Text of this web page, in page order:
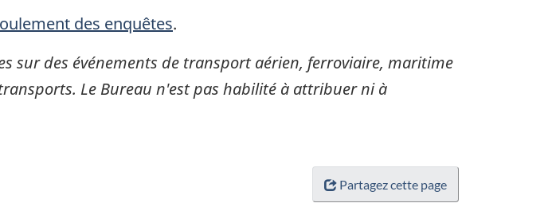
des enquêtes.
sur des événements de transport aérien, ferroviaire, maritime
Le Bureau n'est pas habilité à attribuer ni à
Partagez cette page